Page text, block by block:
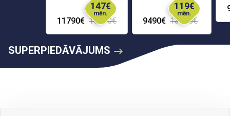
11790€ 16290€
147€
mēn.
9490€ 13690€
119€
mēn.
SUPERPIEDĀVĀJUMS